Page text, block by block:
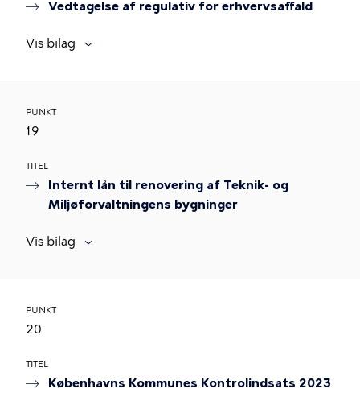
Vedtagelse af regulativ for erhvervsaffald
Vis bilag
PUNKT
19
TITEL
Internt lån til renovering af Teknik- og
Miljøforvaltningens bygninger
Vis bilag
PUNKT
20
TITEL
Københavns Kommunes Kontrolindsats 2023